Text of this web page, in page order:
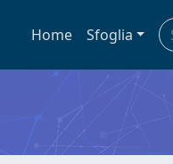
Home Sfoglia